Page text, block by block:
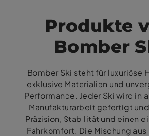
Produkte
Bomber
Bomber Ski steht für luxuriöse
exklusive Materialien und
Performance. Jeder Ski wird in
Manufakturarbeit gefertigt
Präzision, Stabilität und einen
Fahrkomfort. Die Mischung